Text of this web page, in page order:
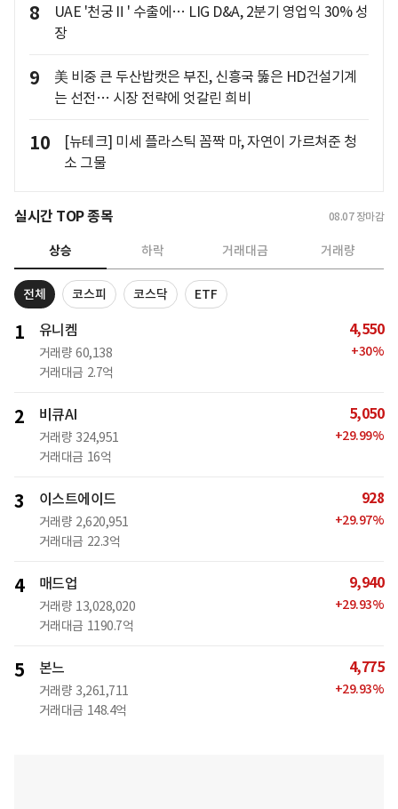
8
UAE '천궁Ⅱ' 수출에… LIG D&A, 2분기 영업익 30% 성
장
9
美 비중 큰 두산밥캣은 부진, 신흥국 뚫은 HD건설기계
는 선전… 시장 전략에 엇갈린 희비
10
[뉴테크] 미세 플라스틱 꼼짝 마, 자연이 가르쳐준 청
소 그물
실시간 TOP 종목 08.07 장마감
상승 하락 거래대금 거래량
전체 코스피 코스닥 ETF
1 유니켐
거래량 60,138
거래대금 2.7억
4,550
+30%
2 비큐AI
거래량 324,951
거래대금 16억
5,050
+29.99%
3 이스트에이드
거래량 2,620,951
거래대금 22.3억
928
+29.97%
4 매드업
거래량 13,028,020
거래대금 1190.7억
9,940
+29.93%
5 본느
거래량 3,261,711
거래대금 148.4억
4,775
+29.93%